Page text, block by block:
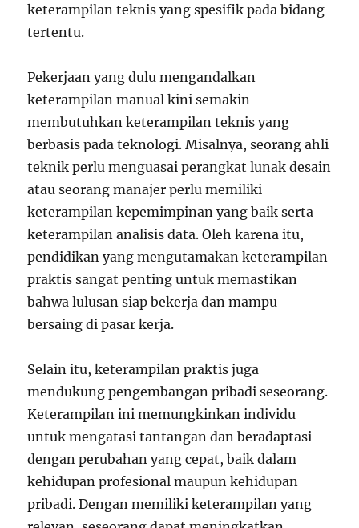
keterampilan teknis yang spesifik pada bidang
tertentu.
Pekerjaan yang dulu mengandalkan
keterampilan manual kini semakin
membutuhkan keterampilan teknis yang
berbasis pada teknologi. Misalnya, seorang ahli
teknik perlu menguasai perangkat lunak desain
atau seorang manajer perlu memiliki
keterampilan kepemimpinan yang baik serta
keterampilan analisis data. Oleh karena itu,
pendidikan yang mengutamakan keterampilan
praktis sangat penting untuk memastikan
bahwa lulusan siap bekerja dan mampu
bersaing di pasar kerja.
Selain itu, keterampilan praktis juga
mendukung pengembangan pribadi seseorang.
Keterampilan ini memungkinkan individu
untuk mengatasi tantangan dan beradaptasi
dengan perubahan yang cepat, baik dalam
kehidupan profesional maupun kehidupan
pribadi. Dengan memiliki keterampilan yang